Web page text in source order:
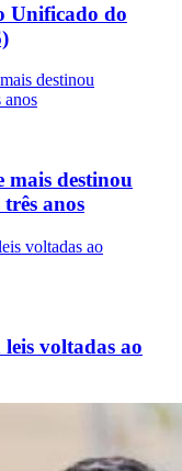
Unificado do
mais destinou
anos
voltadas ao